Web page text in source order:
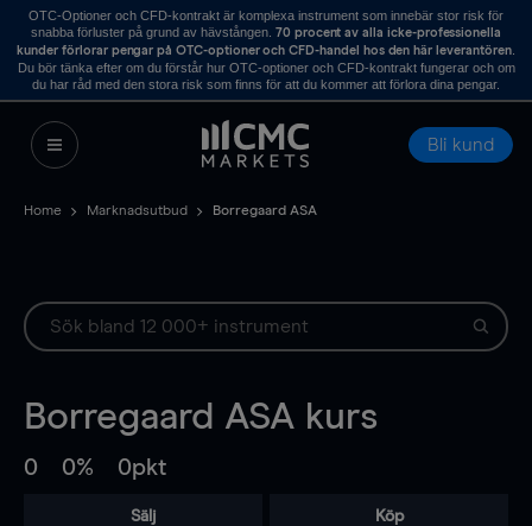
OTC-Optioner och CFD-kontrakt är komplexa instrument som innebär stor risk för
snabba förluster på grund av hävstången. 70 procent av alla icke-professionella
kunder förlorar pengar på OTC-optioner och CFD-handel hos den här leverantören.
Du bör tänka efter om du förstår hur OTC-optioner och CFD-kontrakt fungerar och om
du har råd med den stora risk som finns för att du kommer att förlora dina pengar.
Bli kund
Home Marknadsutbud Borregaard ASA
Borregaard ASA kurs
0 0% 0pkt
Sälj Köp